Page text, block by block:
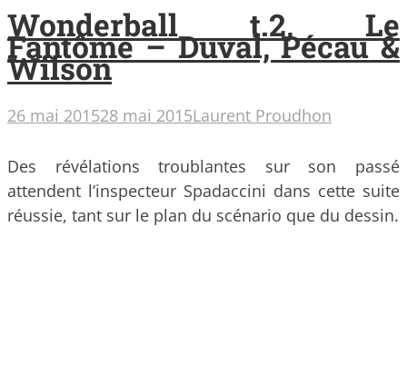
Wonderball t.2, Le
Fantôme – Duval, Pécau &
Wilson
26 mai 201528 mai 2015Laurent Proudhon
Des révélations troublantes sur son passé
attendent l’inspecteur Spadaccini dans cette suite
réussie, tant sur le plan du scénario que du dessin.